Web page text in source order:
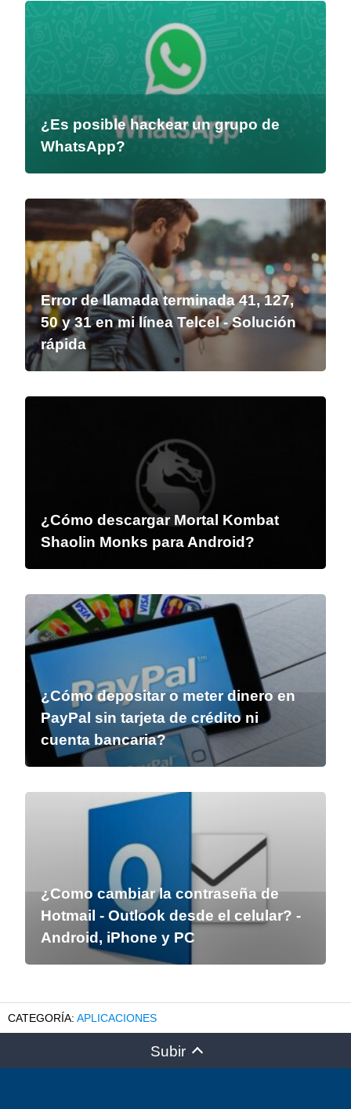
¿Es posible hackear un grupo de
WhatsApp?
Error de llamada terminada 41, 127,
50 y 31 en mi línea Telcel - Solución
rápida
¿Cómo descargar Mortal Kombat
Shaolin Monks para Android?
¿Cómo depositar o meter dinero en
PayPal sin tarjeta de crédito ni
cuenta bancaria?
¿Como cambiar la contraseña de
Hotmail - Outlook desde el celular? -
Android, iPhone y PC
APLICACIONES
Subir